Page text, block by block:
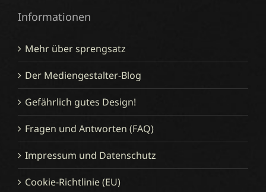
Informationen
Mehr über sprengsatz
Der Mediengestalter-Blog
Gefährlich gutes Design!
Fragen und Antworten (FAQ)
Impressum und Datenschutz
Cookie-Richtlinie (EU)